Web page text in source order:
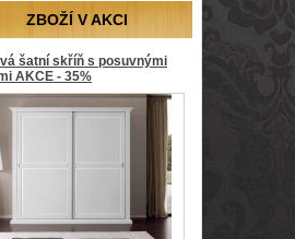
ZBOŽÍ V AKCI
šatní skříň s posuvnými
AKCE - 35%